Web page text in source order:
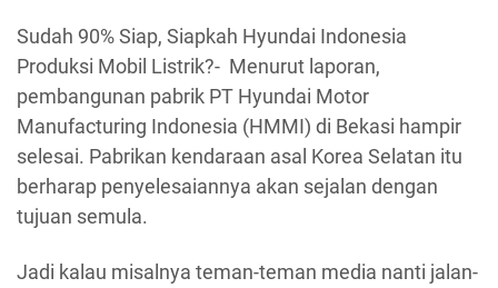
Sudah 90% Siap, Siapkah Hyundai Indonesia
Produksi Mobil Listrik?- Menurut laporan,
pembangunan pabrik PT Hyundai Motor
Manufacturing Indonesia (HMMI) di Bekasi hampir
selesai. Pabrikan kendaraan asal Korea Selatan itu
berharap penyelesaiannya akan sejalan dengan
tujuan semula.
Jadi kalau misalnya teman-teman media nanti jalan-